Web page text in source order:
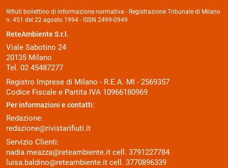
Rifiuti bollettino di informazione normativa - Registrazione Tribunale di Milano
n. 451 del 22 agosto 1994 - ISSN 2499-0949
ReteAmbiente S.r.l.
Viale Sabotino 24
20135 Milano
Tel. 02 45487277
Registro Imprese di Milano - R.E.A. MI - 2569357
Codice Fiscale e Partita IVA 10966180969
Per informazioni e contatti:
Redazione:
redazione@rivistarifiuti.it
Servizio Clienti:
nadia.meazza@reteambiente.it cell. 3791227784
luisa.baldino@reteambiente.it cell. 3770896339